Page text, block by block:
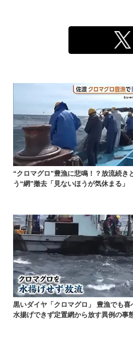
“クロマグロ”豊漁に悲鳴！？放流続き
う“網”撤去「見ないほうが気休まる
黒いダイヤ「クロマグロ」 豊漁でも
水揚げできず定置網から放す異例の事